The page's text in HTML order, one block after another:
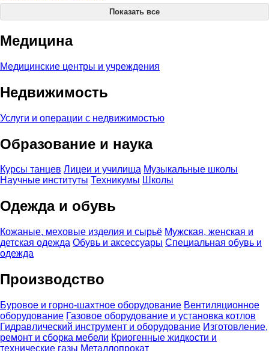
Показать все
Медицина
Медицинские центры и учреждения
Недвижимость
Услуги и операции с недвижимостью
Образование и наука
Курсы танцев Лицеи и училища Музыкальные школы
Научные институты Техникумы Школы
Одежда и обувь
Кожаные, меховые изделия и сырьё Мужская, женская и
детская одежда Обувь и аксессуары Специальная обувь и
одежда
Производство
Буровое и горно-шахтное оборудование Вентиляционное
оборудование Газовое оборудование и установка котлов
Гидравлический инструмент и оборудование Изготовление,
ремонт и сборка мебели Криогенные жидкости и
технические газы Металлопрокат